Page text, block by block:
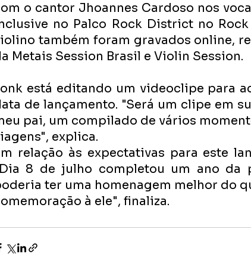
o cantor Jhoannes Cardoso nos
no Palco Rock District no
também foram gravados online,
Metais Session Brasil e Violin Session.
está editando um videoclipe para
de lançamento. "Será um clipe em
pai, um compilado de vários
explica.
relação às expectativas para este
8 de julho completou um ano da
ter uma homenagem melhor do
à ele", finaliza.